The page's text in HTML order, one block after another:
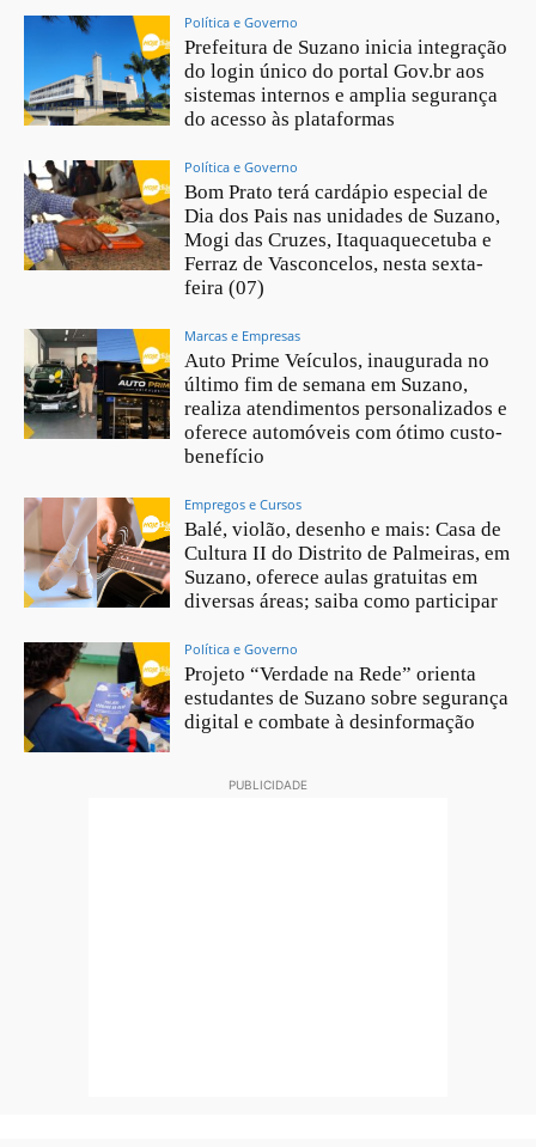
Política e Governo
Prefeitura de Suzano inicia integração
do login único do portal Gov.br aos
sistemas internos e amplia segurança
do acesso às plataformas
Política e Governo
Bom Prato terá cardápio especial de
Dia dos Pais nas unidades de Suzano,
Mogi das Cruzes, Itaquaquecetuba e
Ferraz de Vasconcelos, nesta sexta-
feira (07)
Marcas e Empresas
Auto Prime Veículos, inaugurada no
último fim de semana em Suzano,
realiza atendimentos personalizados e
oferece automóveis com ótimo custo-
benefício
Empregos e Cursos
Balé, violão, desenho e mais: Casa de
Cultura II do Distrito de Palmeiras, em
Suzano, oferece aulas gratuitas em
diversas áreas; saiba como participar
Política e Governo
Projeto “Verdade na Rede” orienta
estudantes de Suzano sobre segurança
digital e combate à desinformação
PUBLICIDADE